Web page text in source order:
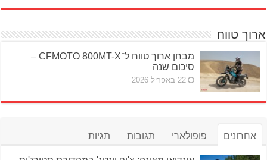
ארוך טווח
מבחן ארוך טווח ל־CFMOTO 800MT-X –
סיכום שנה
22 באפריל 2026
אחרונים פופולארי תגובות תגיות